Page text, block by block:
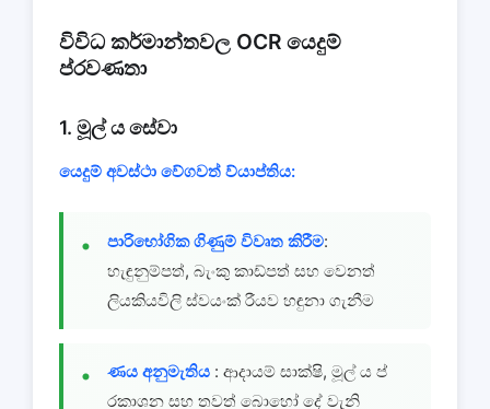
විවිධ කර්මාන්තවල OCR යෙදුම්
ප්රවණතා
1. මූල් ය සේවා
යෙදුම් අවස්ථා වේගවත් ව්යාප්තිය:
පාරිභෝගික ගිණුම් විවෘත කිරීම:
හැඳුනුම්පත්, බැංකු කාඩ්පත් සහ වෙනත්
ලියකියවිලි ස්වයංක් රීයව හඳුනා ගැනීම
ණය අනුමැතිය : ආදායම් සාක්ෂි, මූල් ය ප්
රකාශන සහ තවත් බොහෝ දේ වැනි